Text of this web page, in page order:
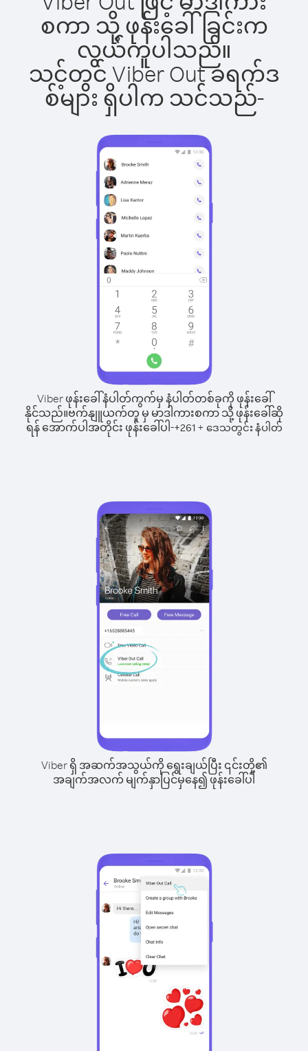
စကာ သို့ ဖုန်းခေါ်ခြင်းက
လွယ်ကူပါသည်။
သင့်တွင် Viber Out ခရက်ဒ
စ်များ ရှိပါက သင်သည်-
Viber ဖုန်းခေါ်နံပါတ်ကွက်မှ နံပါတ်တစ်ခုကို ဖုန်းခေါ်
နိုင်သည်။ဗက်နျူယက်တူ မှ မာဒါကားစကာ သို့ ဖုန်းခေါ်ဆို
ရန် အောက်ပါအတိုင်း ဖုန်းခေါ်ပါ-+261+ ဒေသတွင်း နံပါတ်
Viber ရှိ အဆက်အသွယ်ကို ရွေးချယ်ပြီး ၎င်းတို့၏
အချက်အလက် မျက်နှာပြင်မှနေ၍ ဖုန်းခေါ်ပါ